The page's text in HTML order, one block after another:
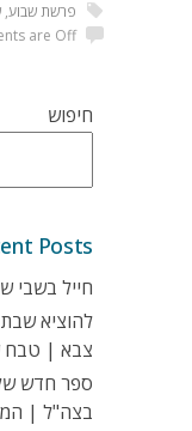
are Off
פרשת שבוע,
חיפוש
Posts
חייל בשבי
להוציא
צבא | טבח
ספר חדש
בצה"ל |